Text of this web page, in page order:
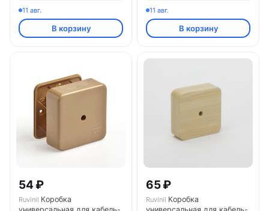
11 авг.
В корзину
11 авг.
В корзину
54 ₽
Ruvinil Коробка
65 ₽
Ruvinil Коробка